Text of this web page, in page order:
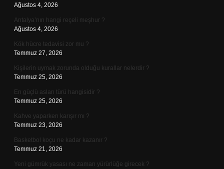
Ağustos 4, 2026
Antalya’nın hangi reçeli meşhur ?
Ağustos 4, 2026
Kök hücre tedavisi zor mu ?
Temmuz 27, 2026
Kişilerin uymak zorunda olduğu kurallar nelerdir ?
Temmuz 25, 2026
En güçlü aslan türü hangisidir ?
Temmuz 25, 2026
Kahve yaparken karışır mı ?
Temmuz 23, 2026
Basketbol koçu ne kadar kazanır ?
Temmuz 21, 2026
Yeni gümrük yasası ne zaman yürürlüğe girecek ?